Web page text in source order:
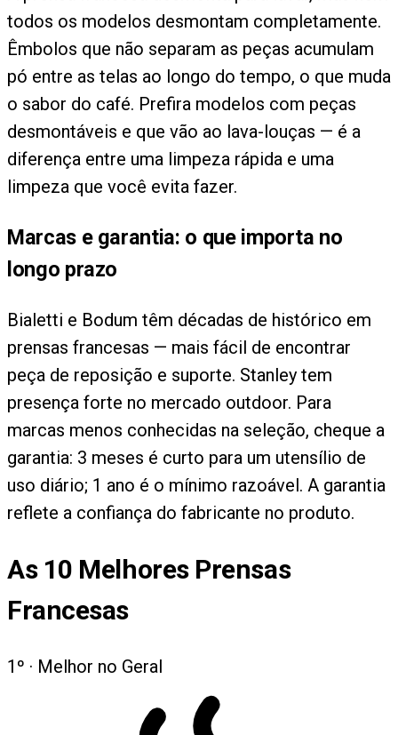
todos os modelos desmontam completamente.
Êmbolos que não separam as peças acumulam
pó entre as telas ao longo do tempo, o que muda
o sabor do café. Prefira modelos com peças
desmontáveis e que vão ao lava-louças — é a
diferença entre uma limpeza rápida e uma
limpeza que você evita fazer.
Marcas e garantia: o que importa no
longo prazo
Bialetti e Bodum têm décadas de histórico em
prensas francesas — mais fácil de encontrar
peça de reposição e suporte. Stanley tem
presença forte no mercado outdoor. Para
marcas menos conhecidas na seleção, cheque a
garantia: 3 meses é curto para um utensílio de
uso diário; 1 ano é o mínimo razoável. A garantia
reflete a confiança do fabricante no produto.
As 10 Melhores Prensas
Francesas
1 º · Melhor no Geral